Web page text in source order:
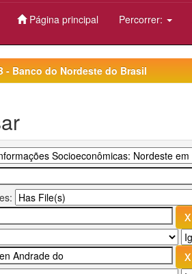
Página principal Percorrer:
- Banco do Nordeste do Brasil